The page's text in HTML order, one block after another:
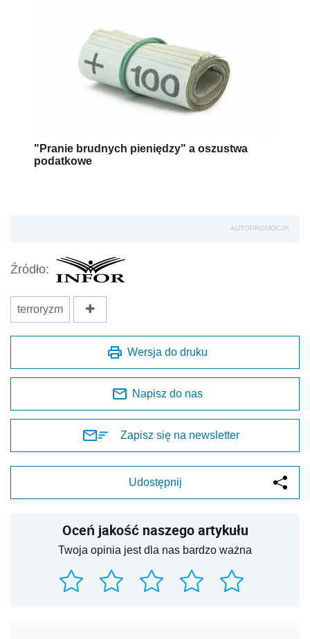
"Pranie brudnych pieniędzy" a oszustwa
podatkowe
AUTOPROMOCJA
Źródło:
terroryzm
Wersja do druku
Napisz do nas
Zapisz się na newsletter
Udostępnij
Oceń jakość naszego artykułu
Twoja opinia jest dla nas bardzo ważna